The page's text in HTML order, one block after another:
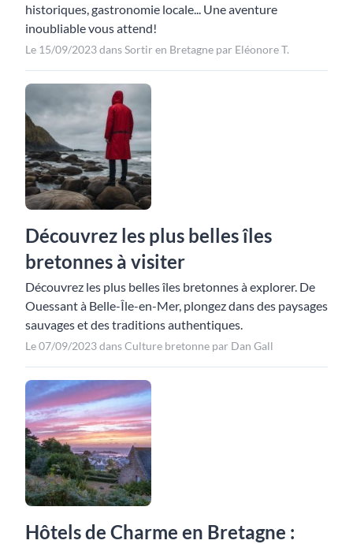
historiques, gastronomie locale... Une aventure
inoubliable vous attend!
Le 15/09/2023 dans Sortir en Bretagne par Eléonore T.
Découvrez les plus belles îles
bretonnes à visiter
Découvrez les plus belles îles bretonnes à explorer. De
Ouessant à Belle-Île-en-Mer, plongez dans des paysages
sauvages et des traditions authentiques.
Le 07/09/2023 dans Culture bretonne par Dan Gall
Hôtels de Charme en Bretagne :